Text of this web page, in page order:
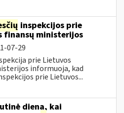
inspekcijos prie
finansų ministerijos
07-29
prie Lietuvos
informuoja, kad
prie Lietuvos...
diena, kai